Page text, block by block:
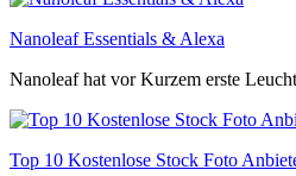
Nanoleaf Essentials & Alexa
Nanoleaf hat vor Kurzem erste
Top 10 Kostenlose Stock Foto